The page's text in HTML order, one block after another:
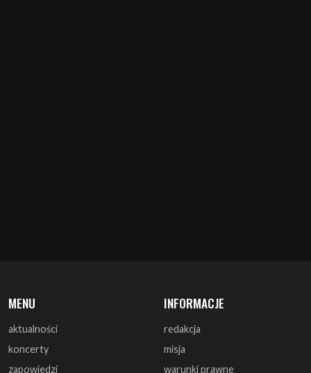
aktualności
zapowiedzi
recenzje
zagrali
monografie
redakcja
warunki prawne
polityka cookies
reklama
współpraca